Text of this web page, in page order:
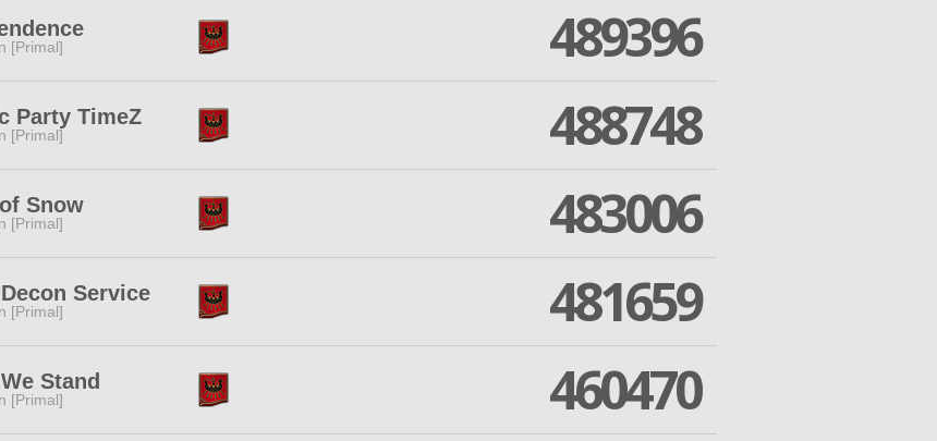
[Primal]
489396
Party TimeZ
[Primal]
488748
Snow
[Primal]
483006
Service
[Primal]
481659
Stand
[Primal]
460470